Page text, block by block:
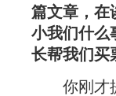
篇文章，在
小我们什么
长帮我们买
你刚才提